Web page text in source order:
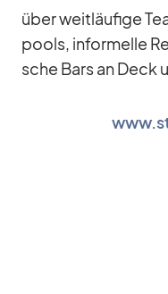
über weit­läu­fige
pools, in­for­melle
sche Bars an Deck